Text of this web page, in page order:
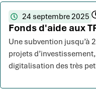
24 septembre 2025
Fonds d'aide aux
Une subvention jusqu’à
projets
digitalisation des très